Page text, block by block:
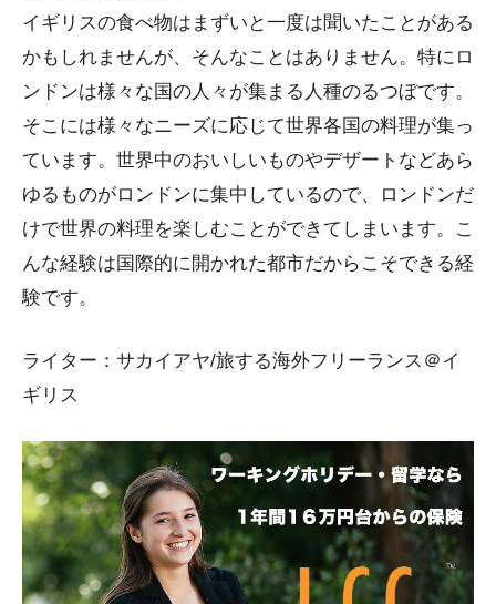
イギリスの食べ物はまずいと一度は聞いたことがある
かもしれませんが、そんなことはありません。特にロ
ンドンは様々な国の人々が集まる人種のるつぼです。
そこには様々なニーズに応じて世界各国の料理が集っ
ています。世界中のおいしいものやデザートなどあら
ゆるものがロンドンに集中しているので、ロンドンだ
けで世界の料理を楽しむことができてしまいます。こ
んな経験は国際的に開かれた都市だからこそできる経
験です。
ライター：サカイアヤ/旅する海外フリーランス＠イ
ギリス